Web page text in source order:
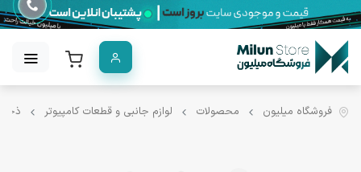
فروشگاه میلیون محصولات لوازم جانبی و قطعات کامپیوتر